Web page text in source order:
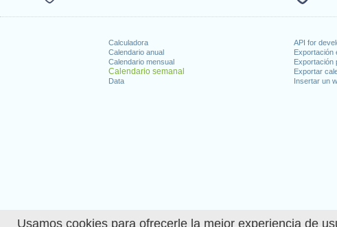
Usamos cookies para ofrecerle la mejor experiencia de
Calculadora
Calendario anual
Calendario mensual
Calendario semanal
Data
API for
Exportación
Exportación
Exportar
Insertar un